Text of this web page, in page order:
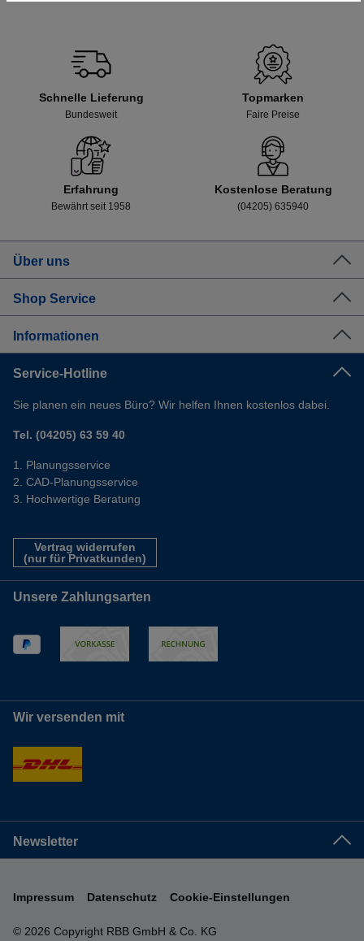
Schnelle Lieferung
Bundesweit
Topmarken
Faire Preise
Erfahrung
Bewährt seit 1958
Kostenlose Beratung
(04205) 635940
Über uns
Shop Service
Informationen
Service-Hotline
Sie planen ein neues Büro? Wir helfen Ihnen kostenlos dabei.
Tel. (04205) 63 59 40
Planungsservice
CAD-Planungsservice
Hochwertige Beratung
Vertrag widerrufen
(nur für Privatkunden)
Unsere Zahlungsarten
Wir versenden mit
Newsletter
© 2026 Copyright RBB GmbH & Co. KG
Impressum Datenschutz Cookie-Einstellungen